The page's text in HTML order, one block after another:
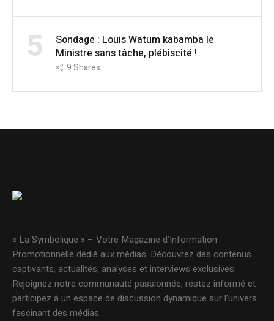
5
Sondage : Louis Watum kabamba le
Ministre sans tâche, plébiscité !
9Shares
« La Symbolique » – Votre Magazine d’Information
Promotionnelle dédié aux médias. Découvrez des contenus
captivants, actualités, analyses et interviews exclusives.
Rejoignez notre communauté passionnée, restez informé et
participez à un espace de discussion dynamique sur l’univers
fascinant des médias.